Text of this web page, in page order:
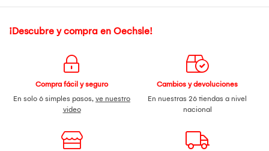
¡Descubre y compra en Oechsle!
Compra fácil y seguro
En solo 6 simples pasos, ve nuestro
video
Cambios y devoluciones
En nuestras 26 tiendas a nivel
nacional